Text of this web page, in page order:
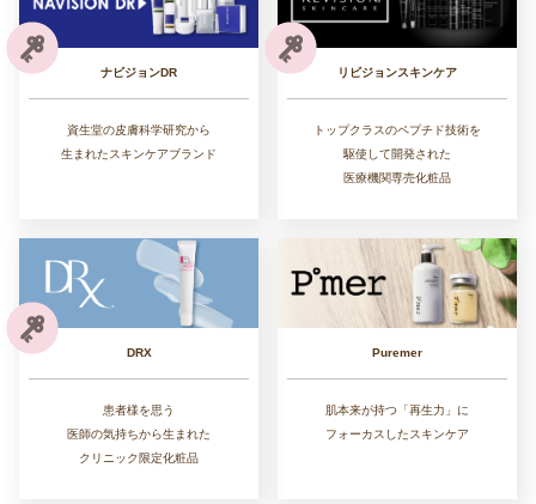
ナビジョンDR
資生堂の皮膚科学研究から
生まれたスキンケアブランド
リビジョンスキンケア
トップクラスのペプチド技術を
駆使して開発された
医療機関専売化粧品
DRX
患者様を思う
医師の気持ちから生まれた
クリニック限定化粧品
Puremer
肌本来が持つ「再生力」に
フォーカスしたスキンケア